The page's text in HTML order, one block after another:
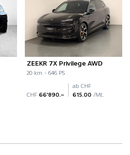
ZEEKR 7X Privilege AWD
20 km - 646 PS
CHF 66'890.–
ab CHF
615.00 /Mt.